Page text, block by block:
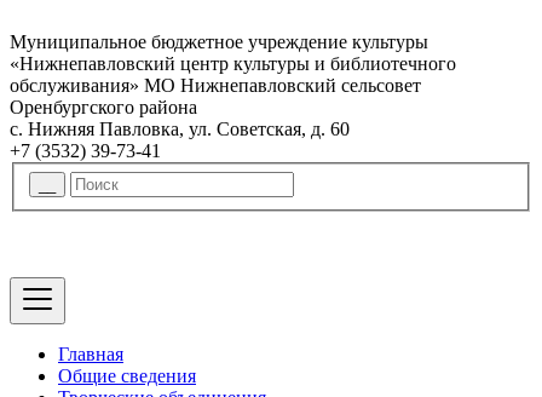
Муниципальное бюджетное учреждение культуры
«Нижнепавловский центр культуры и библиотечного
обслуживания» МО Нижнепавловский сельсовет
Оренбургского района
с. Нижняя Павловка, ул. Советская, д. 60
+7 (3532) 39-73-41
Главная
Общие сведения